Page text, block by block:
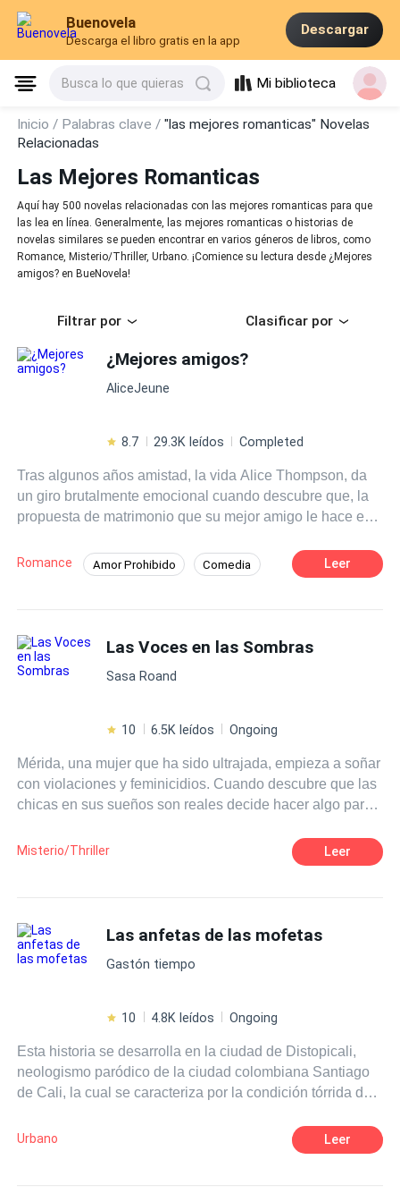
Buenovela
Descarga el libro gratis en la app
Descargar
Busca lo que quieras Mi biblioteca
Inicio / Palabras clave /"las mejores romanticas" Novelas
Relacionadas
Las Mejores Romanticas
Aquí hay 500 novelas relacionadas con las mejores romanticas para que
las lea en línea. Generalmente, las mejores romanticas o historias de
novelas similares se pueden encontrar en varios géneros de libros, como
Romance, Misterio/Thriller, Urbano. ¡Comience su lectura desde ¿Mejores
amigos? en BueNovela!
Filtrar por Clasificar por
¿Mejores amigos?
AliceJeune
8.7 29.3K leídos Completed
Tras algunos años amistad, la vida Alice Thompson, da
un giro brutalmente emocional cuando descubre que, la
propuesta de matrimonio que su mejor amigo le hace es
desencadenará sentimientos que ninguno de ellos pensó
experimentar, esto se convertiría en el juego que, con el
sobrevivir juntas?
Romance Amor Prohibido Comedia
Arrogante Romance oscuro
Leer
Las Voces en las Sombras
Sasa Roand
10 6.5K leídos Ongoing
Mérida, una mujer que ha sido ultrajada, empieza a soñar
con violaciones y feminicidios. Cuando descubre que las
chicas en sus sueños son reales decide hacer algo para
Misterio/Thriller Leer
Las anfetas de las mofetas
Gastón tiempo
10 4.8K leídos Ongoing
Esta historia se desarrolla en la ciudad de Distopicali,
neologismo paródico de la ciudad colombiana Santiago
de Cali, la cual se caracteriza por la condición tórrida de
que habitan los espacios. En ella se cuenta la historia de
Tomás, un joven adulto incapaz de adaptarse a la
Urbano Leer